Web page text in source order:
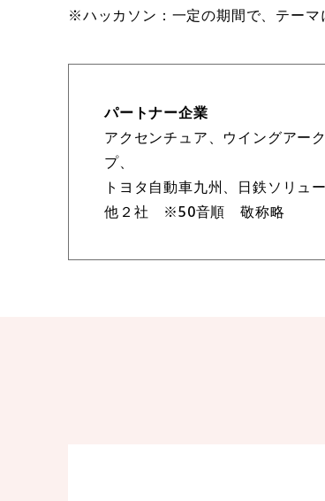
※ハッカソン：一定の期間で、テーマ
パートナー企業
アクセンチュア、ウイングアー
プ、
トヨタ自動車九州、日鉄ソリュ
他２社 ※50音順 敬称略